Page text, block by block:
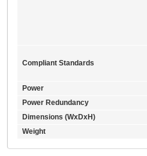
Compliant Standards
Power
Power Redundancy
Dimensions (WxDxH)
Weight